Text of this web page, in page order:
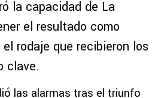
Union: “Supo
la capacidad de La